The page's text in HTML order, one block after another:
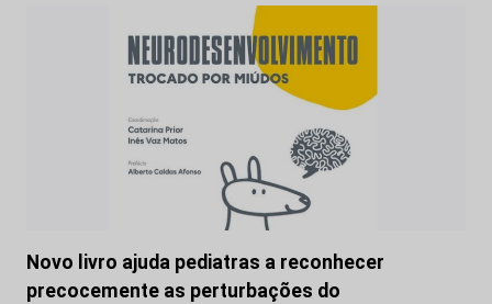
Novo livro ajuda pediatras a reconhecer
precocemente as perturbações do